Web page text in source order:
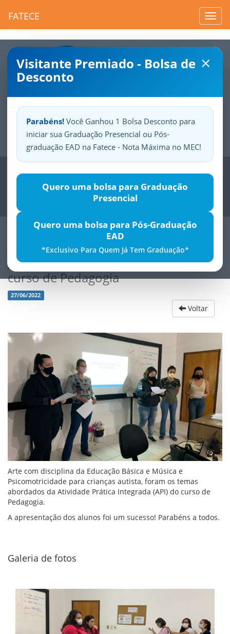
FATECE
×
Visitante Premiado - Bolsa de
Desconto
Parabéns! Você Ganhou 1 Bolsa Desconto para
iniciar sua Graduação Presencial ou Pós-
graduação EAD na Fatece - Nota Máxima no MEC!
Quero uma bolsa para Graduação
Presencial
Quero uma bolsa para Pós-Graduação
EAD
*Exclusivo Para Quem Já Tem Graduação*
SuaFatece.Seuorgulho.
Previous
ApresentaÃ§Ã£o dos trabalhos do
curso de Pedagogia
27/06/2022
Voltar
Arte com disciplina da Educação Básica e Música e
Psicomotricidade para crianças autista, foram os temas
abordados da Atividade Prática Integrada (API) do curso de
Pedagogia.
A apresentação dos alunos foi um sucesso! Parabéns a todos.
Galeria de fotos